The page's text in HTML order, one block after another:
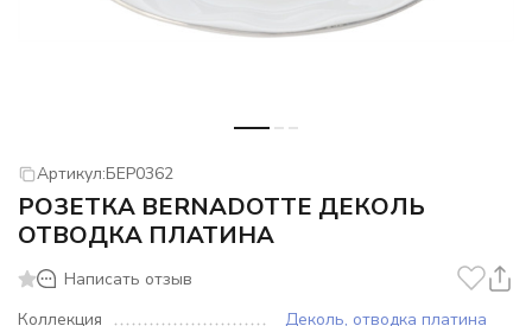
Артикул:БЕР0362
РОЗЕТКА BERNADOTTE ДЕКОЛЬ
ОТВОДКА ПЛАТИНА
Написать отзыв
Коллекция
Деколь, отводка платина